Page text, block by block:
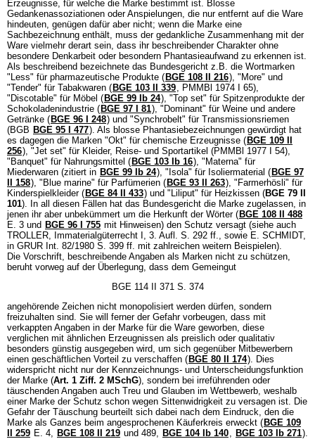
Erzeugnisse, für welche die Marke bestimmt ist. Blosse
Gedankenassoziationen oder Anspielungen, die nur entfernt auf die Ware
hindeuten, genügen dafür aber nicht; wenn die Marke eine
Sachbezeichnung enthält, muss der gedankliche Zusammenhang mit der
Ware vielmehr derart sein, dass ihr beschreibender Charakter ohne
besondere Denkarbeit oder besondern Phantasieaufwand zu erkennen ist.
Als beschreibend bezeichnete das Bundesgericht z.B. die Wortmarken
"Less" für pharmazeutische Produkte ( BGE 108 II 216), "More" und
"Tender" für Tabakwaren ( BGE 103 II 339, PMMBl 1974 I 65),
"Discotable" für Möbel ( BGE 99 Ib 24), "Top set" für Spitzenprodukte der
Schokoladenindustrie ( BGE 97 I 81), "Dominant" für Weine und andere
Getränke ( BGE 96 I 248) und "Synchrobelt" für Transmissionsriemen
(BGB BGE 95 I 477). Als blosse Phantasiebezeichnungen gewürdigt hat
es dagegen die Marken "Okt" für chemische Erzeugnisse ( BGE 109 II
256), "Jet set" für Kleider, Reise- und Sportartikel (PMMBl 1977 I 54),
"Banquet" für Nahrungsmittel ( BGE 103 Ib 16), "Materna" für
Miederwaren (zitiert in BGE 99 Ib 24), "Isola" für Isoliermaterial ( BGE 97
II 158), "Blue marine" für Parfümerien ( BGE 93 II 263), "Farmerhösli" für
Kinderspielkleider ( BGE 84 II 433) und "Liliput" für Heizkissen (BGE 79 II
101). In all diesen Fällen hat das Bundesgericht die Marke zugelassen, in
jenen ihr aber unbekümmert um die Herkunft der Wörter ( BGE 108 II 488
E. 3 und BGE 96 I 755 mit Hinweisen) den Schutz versagt (siehe auch
TROLLER, Immaterialgüterrecht I, 3. Aufl. S. 292 ff., sowie E. SCHMIDT,
in GRUR Int. 82/1980 S. 399 ff. mit zahlreichen weitern Beispielen).
Die Vorschrift, beschreibende Angaben als Marken nicht zu schützen,
beruht vorweg auf der Überlegung, dass dem Gemeingut
BGE 114 II 371 S. 374
angehörende Zeichen nicht monopolisiert werden dürfen, sondern
freizuhalten sind. Sie will ferner der Gefahr vorbeugen, dass mit
verkappten Angaben in der Marke für die Ware geworben, diese
verglichen mit ähnlichen Erzeugnissen als preislich oder qualitativ
besonders günstig ausgegeben wird, um sich gegenüber Mitbewerbern
einen geschäftlichen Vorteil zu verschaffen ( BGE 80 II 174). Dies
widerspricht nicht nur der Kennzeichnungs- und Unterscheidungsfunktion
der Marke (Art. 1 Ziff. 2 MSchG), sondern bei irreführenden oder
täuschenden Angaben auch Treu und Glauben im Wettbewerb, weshalb
einer Marke der Schutz schon wegen Sittenwidrigkeit zu versagen ist. Die
Gefahr der Täuschung beurteilt sich dabei nach dem Eindruck, den die
Marke als Ganzes beim angesprochenen Käuferkreis erweckt ( BGE 109
II 259 E. 4, BGE 108 II 219 und 489, BGE 104 Ib 140, BGE 103 Ib 271).